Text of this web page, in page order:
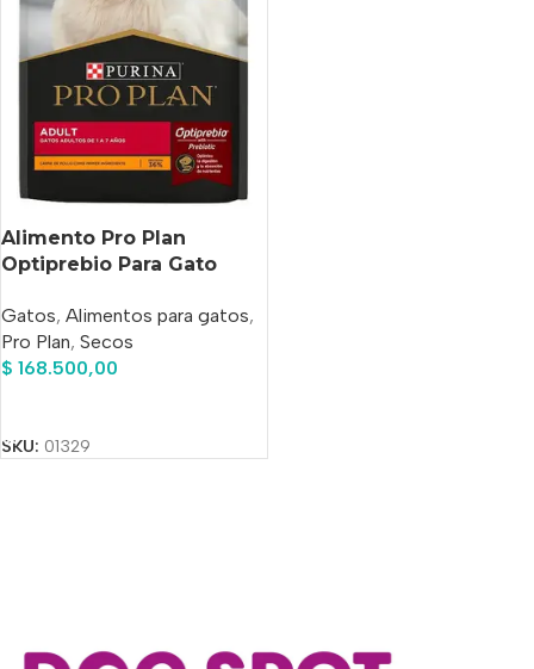
Alimento Pro Plan
Optiprebio Para Gato
Arroz En Bolsa De 15 kg
Gatos, Alimentos para gatos,
Pro Plan, Secos
$ 168.500,00
SKU: 01329